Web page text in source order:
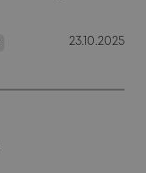
23.10.2025